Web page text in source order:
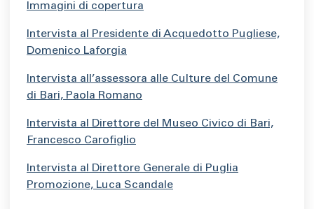
Immagini di copertura
Intervista al Presidente di Acquedotto Pugliese,
Domenico Laforgia
Intervista all’assessora alle Culture del Comune
di Bari, Paola Romano
Intervista al Direttore del Museo Civico di Bari,
Francesco Carofiglio
Intervista al Direttore Generale di Puglia
Promozione, Luca Scandale